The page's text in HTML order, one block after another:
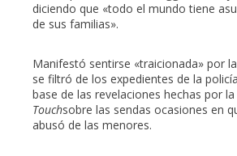
diciendo que «todo el mundo tiene
de sus familias».
Manifestó sentirse «traicionada» por
se filtró de los expedientes de la
base de las revelaciones hechas por
Touchsobre las sendas ocasiones en
abusó de las menores.